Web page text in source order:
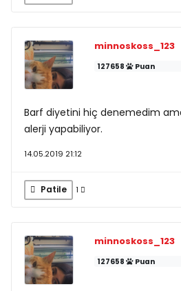
minnoskoss_123
127658 Puan
Barf diyetini hiç denemedim
alerji yapabiliyor.
14.05.2019 21:12
Patile 1
minnoskoss_123
127658 Puan